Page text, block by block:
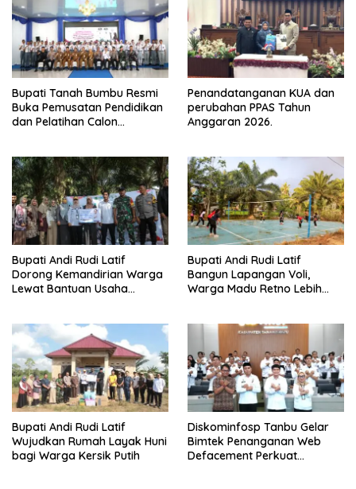
Bupati Tanah Bumbu Resmi
Buka Pemusatan Pendidikan
dan Pelatihan Calon
Penandatanganan KUA dan
perubahan PPAS Tahun
Anggaran 2026.
Bupati Andi Rudi Latif
Dorong Kemandirian Warga
Lewat Bantuan Usaha
Bupati Andi Rudi Latif
Bangun Lapangan Voli,
Warga Madu Retno Lebih
Bupati Andi Rudi Latif
Wujudkan Rumah Layak Huni
bagi Warga Kersik Putih
Diskominfosp Tanbu Gelar
Bimtek Penanganan Web
Defacement Perkuat